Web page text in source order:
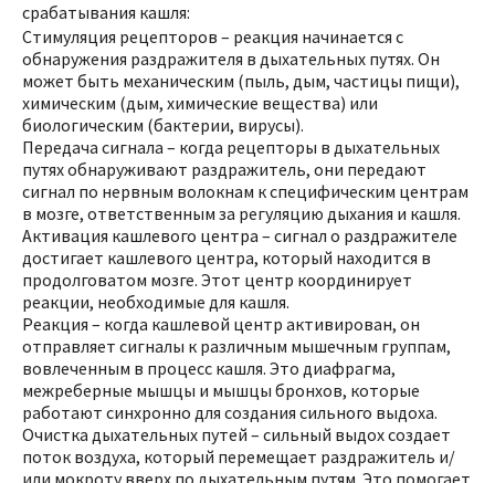
срабатывания кашля:
Стимуляция рецепторов – реакция начинается с
обнаружения раздражителя в дыхательных путях. Он
может быть механическим (пыль, дым, частицы пищи),
химическим (дым, химические вещества) или
биологическим (бактерии, вирусы).
Передача сигнала – когда рецепторы в дыхательных
путях обнаруживают раздражитель, они передают
сигнал по нервным волокнам к специфическим центрам
в мозге, ответственным за регуляцию дыхания и кашля.
Активация кашлевого центра – сигнал о раздражителе
достигает кашлевого центра, который находится в
продолговатом мозге. Этот центр координирует
реакции, необходимые для кашля.
Реакция – когда кашлевой центр активирован, он
отправляет сигналы к различным мышечным группам,
вовлеченным в процесс кашля. Это диафрагма,
межреберные мышцы и мышцы бронхов, которые
работают синхронно для создания сильного выдоха.
Очистка дыхательных путей – сильный выдох создает
поток воздуха, который перемещает раздражитель и/
или мокроту вверх по дыхательным путям. Это помогает